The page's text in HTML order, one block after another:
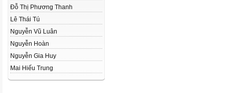
Đỗ Thị Phương Thanh
Lê Thái Tú
Nguyễn Vũ Luân
Nguyễn Hoàn
Nguyễn Gia Huy
Mai Hiếu Trung